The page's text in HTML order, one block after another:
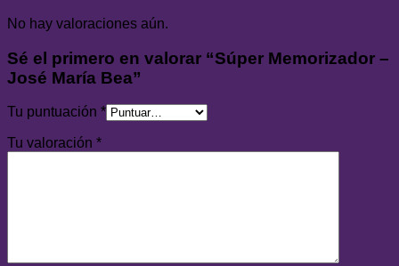
No hay valoraciones aún.
Sé el primero en valorar “Súper Memorizador –
José María Bea”
Tu puntuación *
Tu valoración *